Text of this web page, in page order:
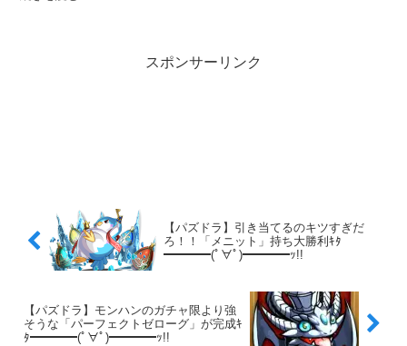
スポンサーリンク
【パズドラ】引き当てるのキツすぎだ
ろ！！「メニット」持ち大勝利ｷﾀ
━━━━(ﾟ∀ﾟ)━━━━ｯ!!
【パズドラ】モンハンのガチャ限より強
そうな「パーフェクトゼローグ」が完成ｷ
ﾀ━━━━(ﾟ∀ﾟ)━━━━ｯ!!